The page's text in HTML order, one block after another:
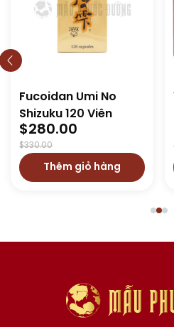
Umi No
120 Viên
Thêm giỏ hàng
Yến
350.00
was:
is: